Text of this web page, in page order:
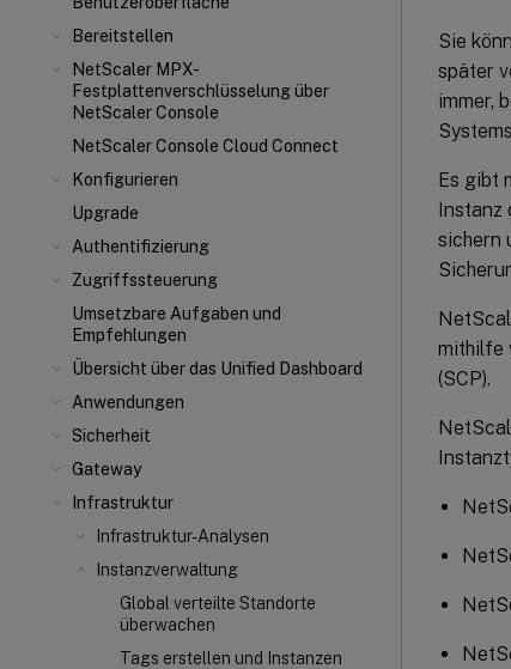
Bereitstellen
NetScaler MPX-
Festplattenverschlüsselung über
NetScaler Console
NetScaler Console Cloud Connect
Konfigurieren
Upgrade
Authentifizierung
Zugriffssteuerung
Umsetzbare Aufgaben und
Empfehlungen
Übersicht über das Unified Dashboard
Anwendungen
Sicherheit
Gateway
Infrastruktur
Infrastruktur-Analysen
Instanzverwaltung
Global verteilte Standorte
überwachen
Tags erstellen und Instanzen
Sie
später
immer,
Es gibt
Instanz
sichern
mithilfe
(SCP).